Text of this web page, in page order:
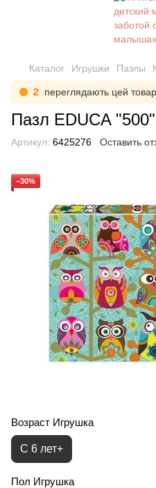
Каталог Игрушки Пазлы
2 переглядають цей товар
Пазл EDUCA
Артикул: 6425276 Оставить
−30%
Возраст Игрушка
С 6 лет+
Пол Игрушка